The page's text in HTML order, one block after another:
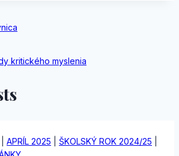
kritického myslenia
APRÍL 2025 ŠKOLSKÝ ROK 2024/25